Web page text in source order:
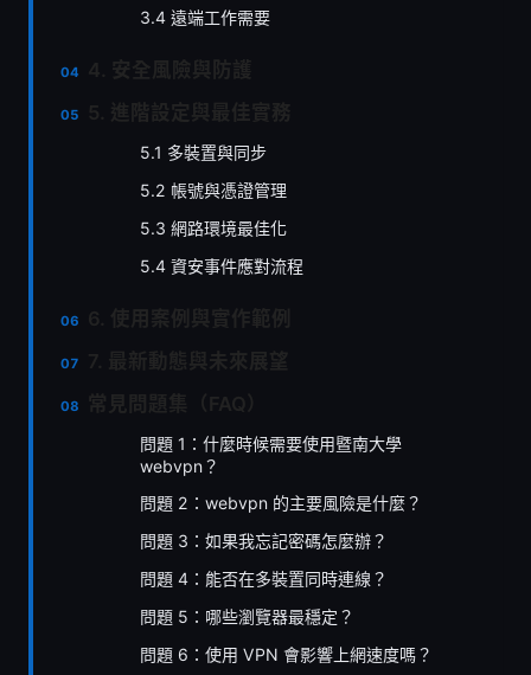
3.4 遠端工作需要
5.1 多裝置與同步
5.2 帳號與憑證管理
5.3 網路環境最佳化
5.4 資安事件應對流程
問題 1：什麼時候需要使用暨南大學
webvpn？
問題 2：webvpn 的主要風險是什麼？
問題 3：如果我忘記密碼怎麼辦？
問題 4：能否在多裝置同時連線？
問題 5：哪些瀏覽器最穩定？
問題 6：使用 VPN 會影響上網速度嗎？